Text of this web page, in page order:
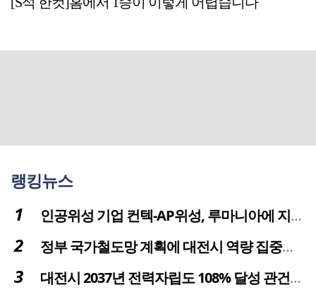
랭킹뉴스
인공위성 기업 컨텍-AP위성, 루마니아에 지상국 시스템 전수
정부 국가철도망 계획에 대전시 역량 집중해야
대전시 2037년 전력자립도 108% 달성 관건은 '주민 수용성'